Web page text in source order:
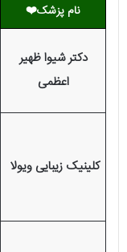
نام پزشک❤️
دکتر شیوا ظهیر
اعظمی
کلینیک زیبایی ویولا